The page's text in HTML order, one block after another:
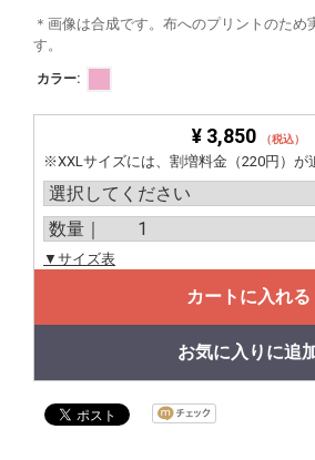
＊画像は合成です。布へのプリントのため
す。
カラー:
¥ 3,850 （税込）
※XXLサイズには、割増料金（220円）が
▼サイズ表
カートに入れる
お気に入りに追